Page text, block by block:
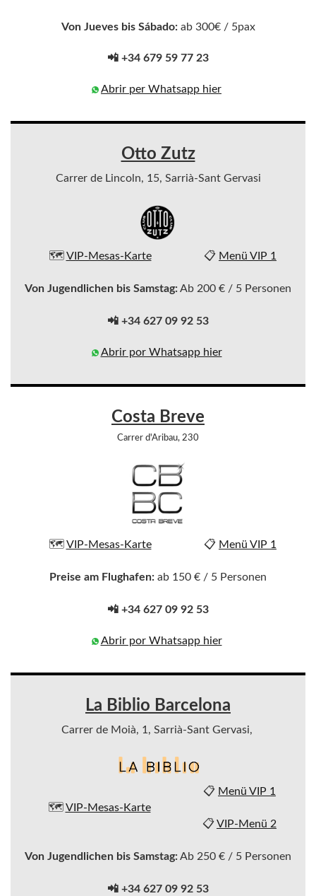
Von Jueves bis Sábado:ab 300€ / 5pax
📲 +34 679 59 77 23
Abrir per Whatsapp hier
Otto Zutz
Carrer de Lincoln, 15, Sarrià-Sant Gervasi
🗺️ VIP-Mesas-Karte 📋 Menü VIP 1
Von Jugendlichen bis Samstag:Ab 200 € / 5 Personen
📲 +34 627 09 92 53
Abrir por Whatsapp hier
Costa Breve
Carrer d'Aribau, 230
🗺️ VIP-Mesas-Karte 📋 Menü VIP 1
Preise am Flughafen: ab 150 € / 5 Personen
📲 +34 627 09 92 53
Abrir por Whatsapp hier
La Biblio Barcelona
Carrer de Moià, 1, Sarrià-Sant Gervasi,
🗺️ VIP-Mesas-Karte
📋 Menü VIP 1
📋VIP-Menü 2
Von Jugendlichen bis Samstag:Ab 250 € / 5 Personen
📲 +34 627 09 92 53